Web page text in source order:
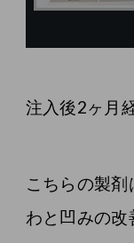
注入後2ヶ月
こちらの製
わと凹みの